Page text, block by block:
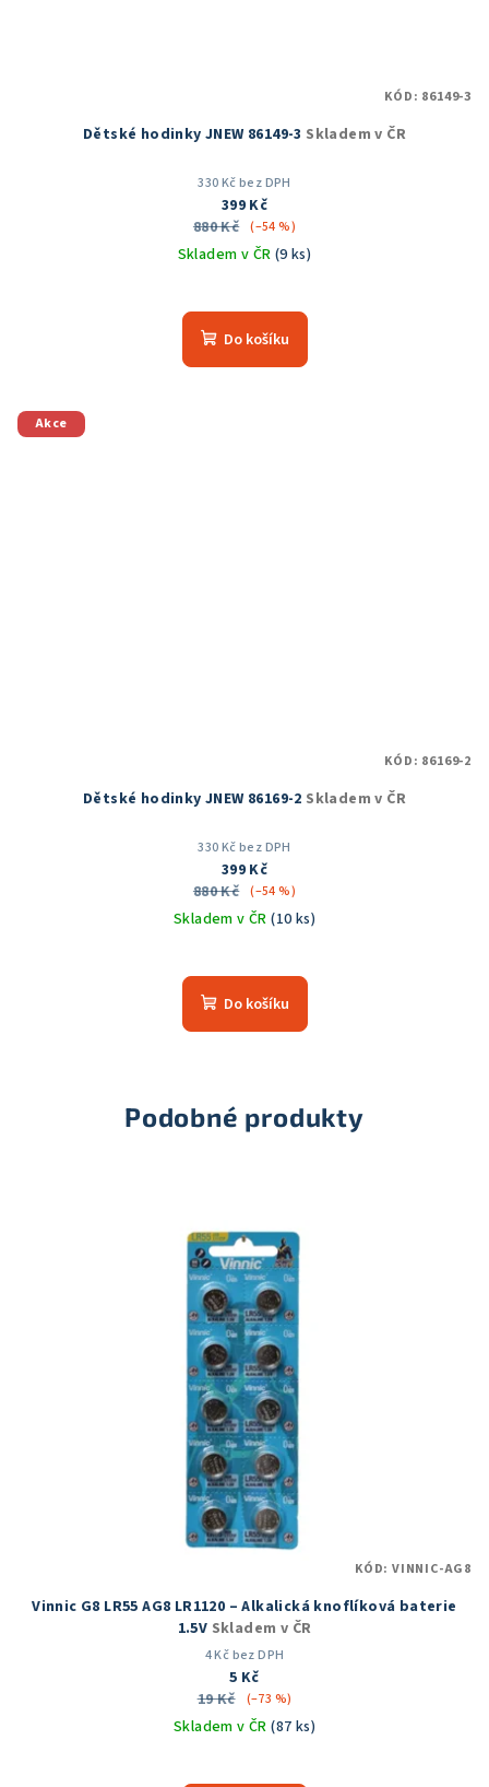
Dětské hodinky JNEW 86149-3 Skladem v ČR
330 Kč bez DPH
399 Kč
880 Kč (–54 %)
Skladem v ČR (9 ks)
hodnocení
produktu
Do košíku
KÓD: 86149-3
Akce
Dětské hodinky JNEW 86169-2 Skladem v ČR
330 Kč bez DPH
399 Kč
880 Kč (–54 %)
Skladem v ČR(10 ks)
Do košíku
KÓD: 86169-2
Podobné produkty
Vinnic G8 LR55 AG8 LR1120 – Alkalická knoflíková baterie
1.5V Skladem v ČR
4 Kč bez DPH
5 Kč
19 Kč
(–73 %)
Skladem v ČR(87 ks)
KÓD: VINNIC-AG8